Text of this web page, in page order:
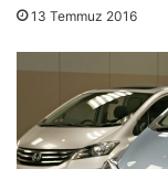
13 Temmuz 2016